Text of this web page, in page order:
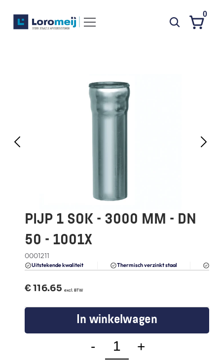
FAQ
Blogs
0
PIJP 1 SOK - 3000 MM - DN
50 - 1001X
0001211
Uitstekende kwaliteit Thermisch verzinkt staal
€ 116.65
  excl. BTW
In winkelwagen
- +